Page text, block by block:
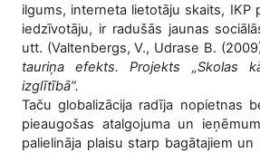
ilgums, interneta lietotāju skaits, IKP
iedzīvotāju, ir radušās jaunas
utt. (Valtenbergs, V., Udrase B.
tauriņa efekts. Projekts „Skolas
izglītībā”.
Taču globalizācija radīja nopietnas
pieaugošas atalgojuma un
palielināja plaisu starp bagātajiem un